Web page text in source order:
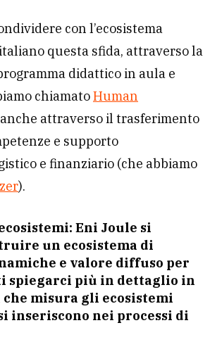
con l’ecosistema
questa sfida, attraverso la
didattico in aula e
chiamatoHuman
anche attraverso il trasferimento
e supporto
e finanziario (che abbiamo
).
Eni Joule si
un ecosistema di
e valore diffuso per
spiegarci più in dettaglio in
che misura gli ecosistemi
inseriscono nei processi di